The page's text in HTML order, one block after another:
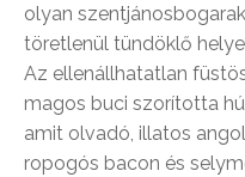
olyan
töretlenül tündöklő
Az ellenállhatatlan
magos buci szorította
amit olvadó, illatos
ropogós bacon és